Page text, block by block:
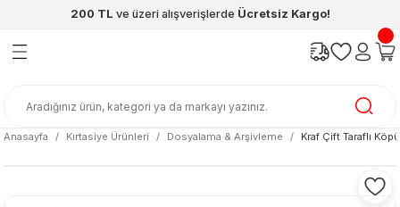
200 TL ve üzeri alışverişlerde Ücretsiz Kargo!
Geri Dön
Geri Dön
Geri Dön
Geri Dön
Geri Dön
Geri Dön
Anasayfa
Kırtasiye Ürünleri Dosyalama & Arşivleme Kraf Çift Taraflı